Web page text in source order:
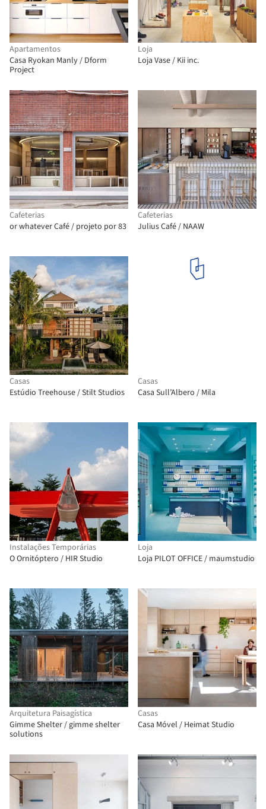
Apartamentos
Casa Ryokan Manly / Dform
Project
Loja
Loja Vase / Kii inc.
Cafeterias
or whatever Café / projeto por 83
Cafeterias
Julius Café / NAAW
Casas
Estúdio Treehouse / Stilt Studios
Casas
Casa Sull’Albero / Mila
Instalações Temporárias
O Ornitóptero / HIR Studio
Loja
Loja PILOT OFFICE / maumstudio
Arquitetura Paisagística
Gimme Shelter / gimme shelter
solutions
Casas
Casa Móvel / Heimat Studio